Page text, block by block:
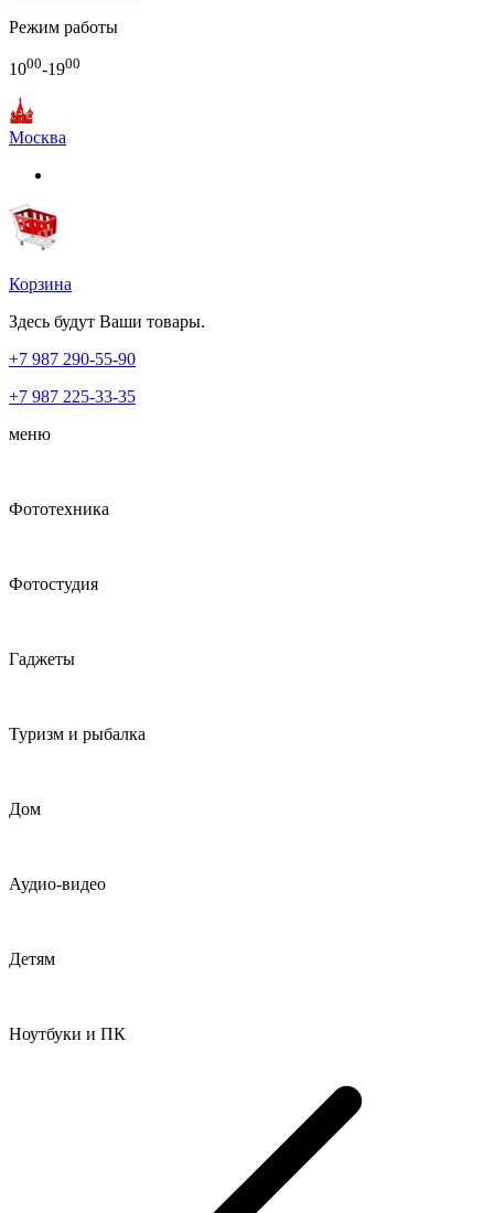
Режим работы
1000-1900
Москва
Корзина
Здесь будут Ваши товары.
+7 987 290-55-90
+7 987 225-33-35
меню
Фототехника
Фотостудия
Гаджеты
Туризм и рыбалка
Дом
Аудио-видео
Детям
Ноутбуки и ПК